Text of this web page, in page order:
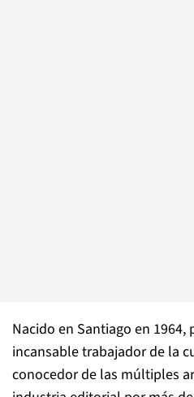
Nacido en Santiago en
incansable trabajador de la
conocedor de las múltiples